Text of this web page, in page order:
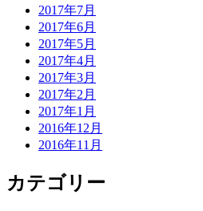
2017年7月
2017年6月
2017年5月
2017年4月
2017年3月
2017年2月
2017年1月
2016年12月
2016年11月
カテゴリー